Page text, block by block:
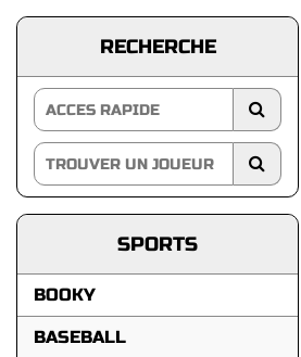
RECHERCHE
SPORTS
BOOKY
BASEBALL